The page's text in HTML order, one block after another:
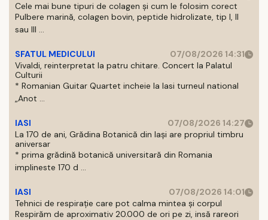
Cele mai bune tipuri de colagen și cum le folosim corect
Pulbere marină, colagen bovin, peptide hidrolizate, tip I, II
sau III ...
SFATUL MEDICULUI
07/08/2026 14:31
Vivaldi, reinterpretat la patru chitare. Concert la Palatul
Culturii
* Romanian Guitar Quartet incheie la Iasi turneul national
„Anot ...
IASI
07/08/2026 14:27
La 170 de ani, Grădina Botanică din Iași are propriul timbru
aniversar
* prima grădină botanică universitară din Romania
implineste 170 d ...
IASI
07/08/2026 14:01
Tehnici de respirație care pot calma mintea și corpul
Respirăm de aproximativ 20.000 de ori pe zi, insă rareori